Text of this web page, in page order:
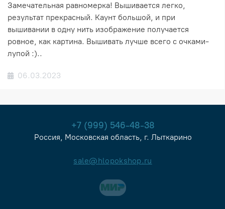
Замечательная равномерка! Вышивается легко,
результат прекрасный. Каунт большой, и при
вышивании в одну нить изображение получается
ровное, как картина. Вышивать лучше всего с очками-
лупой :)..
06.03.2023
+7 (999) 546-48-38
Россия, Московская область, г. Лыткарино
sale@hlopokshop.ru